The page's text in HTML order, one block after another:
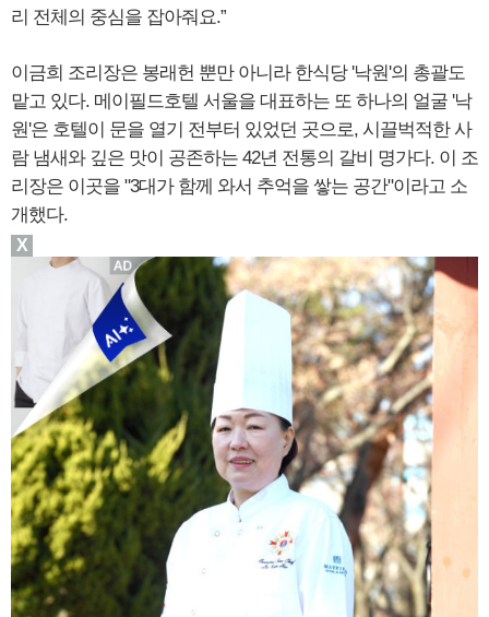
리 전체의 중심을 잡아줘요.”
이금희 조리장은 봉래헌 뿐만 아니라 한식당 '낙원'의 총괄도
맡고 있다. 메이필드호텔 서울을 대표하는 또 하나의 얼굴 '낙
원'은 호텔이 문을 열기 전부터 있었던 곳으로, 시끌벅적한 사
람 냄새와 깊은 맛이 공존하는 42년 전통의 갈비 명가다. 이 조
리장은 이곳을 "3대가 함께 와서 추억을 쌓는 공간"이라고 소
개했다.
X